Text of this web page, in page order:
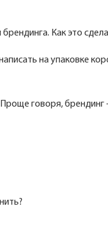
Как это
на упаковке
Проще говоря,